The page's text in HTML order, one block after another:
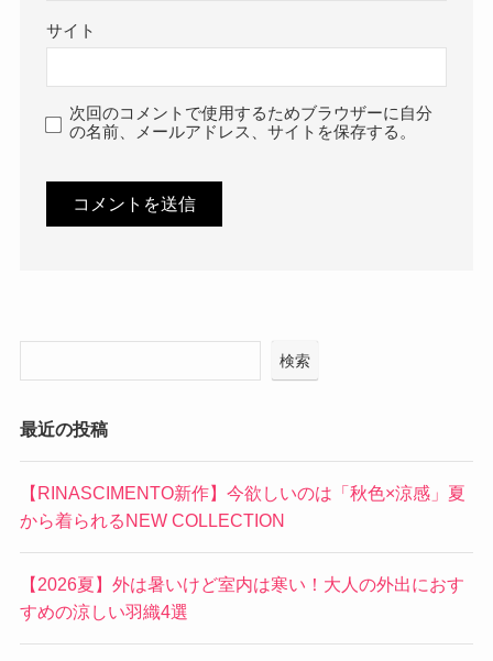
次回のコメントで使用するためブラウザーに自分
の名前、メールアドレス、サイトを保存する。
最近の投稿
【RINASCIMENTO新作】今欲しいのは「秋色×涼感」夏
から着られるNEW COLLECTION
【2026夏】外は暑いけど室内は寒い！大人の外出におす